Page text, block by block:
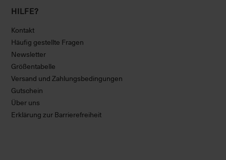
HILFE?
Kontakt
Häufig gestellte Fragen
Newsletter
Größentabelle
Versand und Zahlungsbedingungen
Gutschein
Über uns
Erklärung zur Barrierefreiheit